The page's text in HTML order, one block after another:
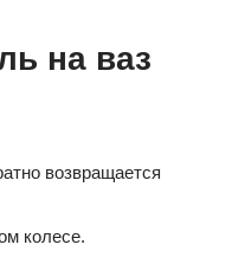
на ваз
возвращается
колесе.